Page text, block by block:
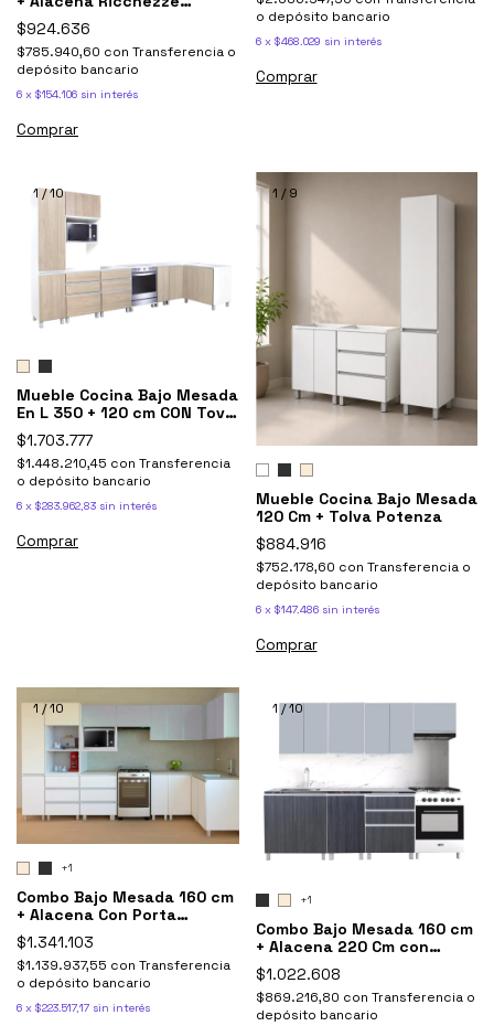
Potenza 180
$924.636
$785.940,60 con Transferencia o
depósito bancario
6 x $154.106 sin interés
Comprar
o depósito bancario
6 x $468.029 sin interés
Comprar
1/10
Mueble Cocina Bajo Mesada
En L 350 + 120 cm CON Tova
Y Portahorno
$1.703.777
$1.448.210,45 con Transferencia
o depósito bancario
6 x $283.962,83 sin interés
Comprar
1 /9
Mueble Cocina Bajo Mesada
120 Cm + Tolva Potenza
$884.916
$752.178,60 con Transferencia o
depósito bancario
6 x $147.486 sin interés
Comprar
1/10
+1
Combo Bajo Mesada 160 cm
+ Alacena Con Porta
Microondas Potenza
$1.341.103
$1.139.937,55 con Transferencia
o depósito bancario
6 x $223.517,17 sin interés
1/10
+1
Combo Bajo Mesada 160 cm
+ Alacena 220 Cm con
sobrepurificador - Potenza
$1.022.608
$869.216,80 con Transferencia o
depósito bancario